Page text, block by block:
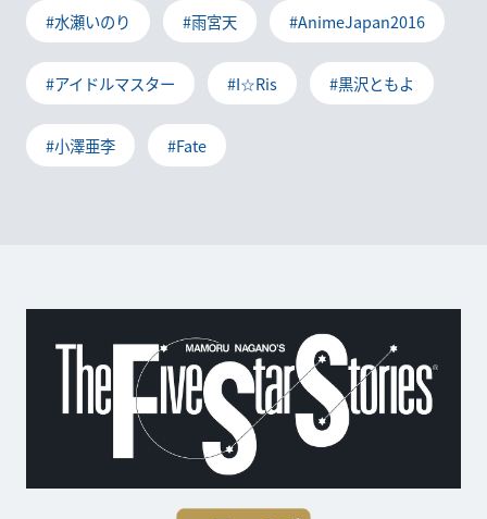
#水瀬いのり #雨宮天 #AnimeJapan2016
#アイドルマスター #I☆Ris #黒沢ともよ
#小澤亜李 #Fate